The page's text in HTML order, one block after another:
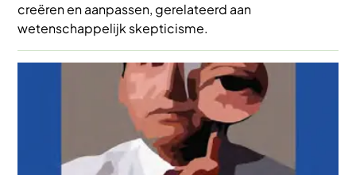
creëren en aanpassen, gerelateerd aan
wetenschappelijk skepticisme.